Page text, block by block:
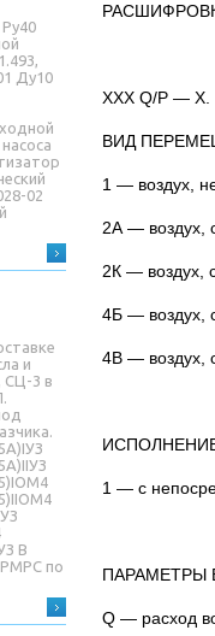
Ду10
02
и
СЦ-3 в
В
по
XXX Q/P — X.
ВИД
1 — воздух,
2А — воздух,
2К — воздух,
4Б — воздух,
4В — воздух,
1 — с
ПАРАМЕТРЫ
Q — расход